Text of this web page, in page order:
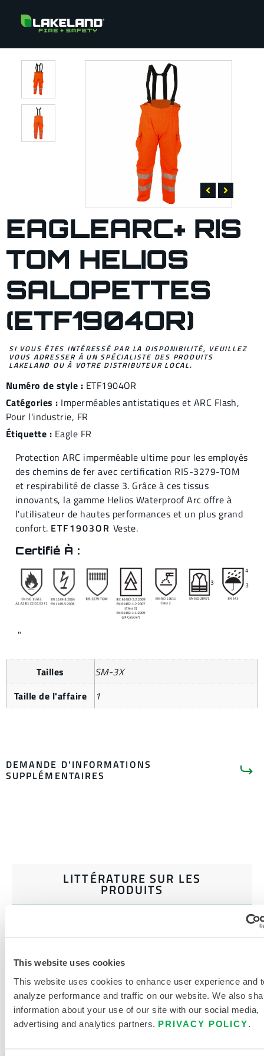
This website uses cookies
This website uses cookies to enhance user experience and
analyze performance and traffic on our website. We also
information about your use of our site with our social media,
advertising and analytics partners. PRIVACY POLICY
EAGLEARC+ RIS
TOM HELIOS
SALOPETTES
(ETF1904OR)
SI VOUS ÊTES INTÉRESSÉ PAR LA DISPONIBILITÉ, VEUILLEZ
VOUS ADRESSER À UN SPÉCIALISTE DES PRODUITS
LAKELAND OU À VOTRE DISTRIBUTEUR LOCAL.
Numéro de style : ETF1904OR
Catégories : Imperméables antistatiques et ARC Flash,
Pour l'industrie, FR
Étiquette : Eagle FR
Protection ARC imperméable ultime pour les employés
des chemins de fer avec certification RIS-3279-TOM
et respirabilité de classe 3. Grâce à ces tissus
innovants, la gamme Helios Waterproof Arc offre à
l'utilisateur de hautes performances et un plus grand
confort. ETF1903OR Veste.
Certifié À :
"
Tailles
SM-3X
Taille de l'affaire
1
DEMANDE D'INFORMATIONS
SUPPLÉMENTAIRES
LITTÉRATURE SUR LES
PRODUITS
Disponible dans les régions de vente suivantes : CANADA,
MEXIQUE, AMÉRIQUE DU SUD, EUROPE, INDE, OCÉANIE,
AFRIQUE, MOYEN-ORIENT, AMÉRIQUE CENTRALE,